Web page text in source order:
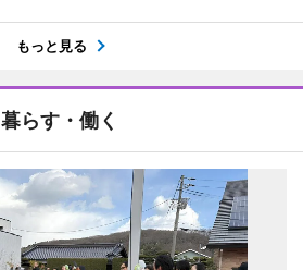
もっと見る
暮らす・働く